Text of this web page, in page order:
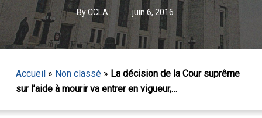
ByCCLA juin 6, 2016
Accueil» Non classé» La décision de la Cour suprême
sur l’aide à mourir va entrer en vigueur,…